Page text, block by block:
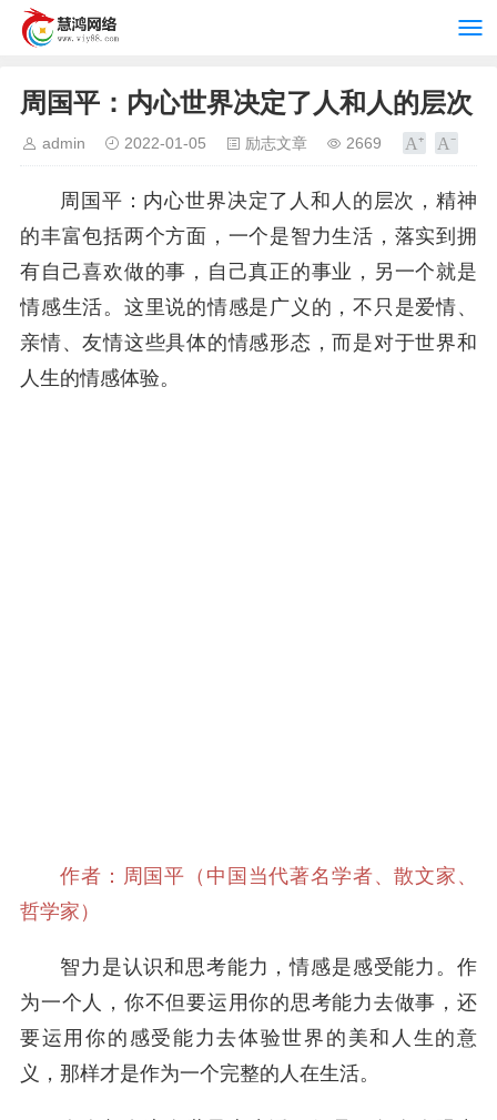
周国平：内心世界决定了人和人的层次
admin 2022-01-05 励志文章 2669
周国平：内心世界决定了人和人的层次，精神
的丰富包括两个方面，一个是智力生活，落实到拥
有自己喜欢做的事，自己真正的事业，另一个就是
情感生活。这里说的情感是广义的，不只是爱情、
亲情、友情这些具体的情感形态，而是对于世界和
人生的情感体验。
作者：周国平（中国当代著名学者、散文家、
哲学家）
智力是认识和思考能力，情感是感受能力。作
为一个人，你不但要运用你的思考能力去做事，还
要运用你的感受能力去体验世界的美和人生的意
义，那样才是作为一个完整的人在生活。